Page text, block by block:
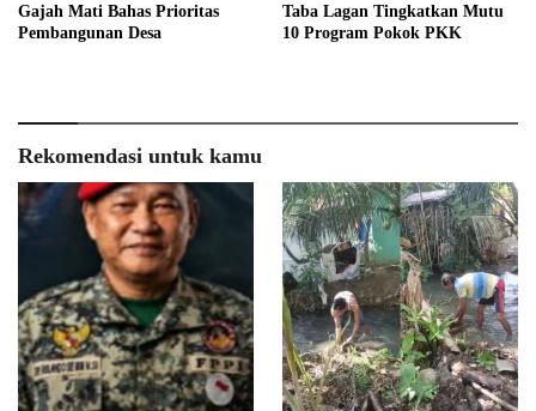
Gajah Mati Bahas Prioritas
Pembangunan Desa
Taba Lagan Tingkatkan Mutu
10 Program Pokok PKK
Rekomendasi untuk kamu